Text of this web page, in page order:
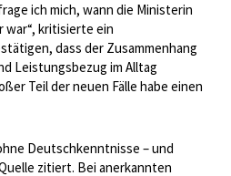
ich mich, wann die Ministerin
kritisierte ein
dass der Zusammenhang
Leistungsbezug im Alltag
Teil der neuen Fälle habe einen
Deutschkenntnisse – und
zitiert. Bei anerkannten